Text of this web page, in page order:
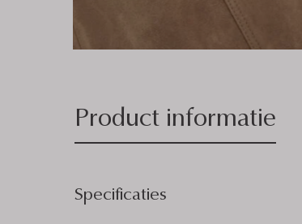
Product informatie
Specificaties